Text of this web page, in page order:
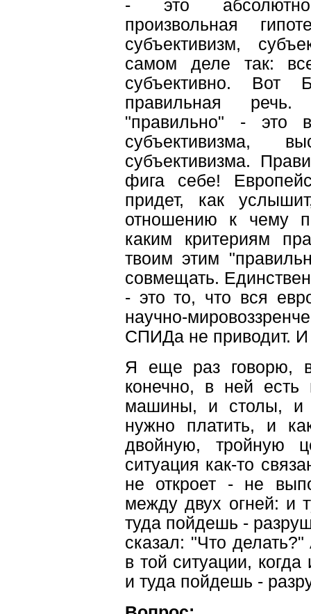
- это абсолютно
произвольная
субъективизм,
самом деле так:
субъективно. Вот
правильная
"правильно" - это
субъективизма,
субъективизма.
фига себе!
придет, как
отношению к чему
каким критериям
твоим этим
совмещать.
- это то, что вся
научно-
СПИДа не приводит. И
Я еще раз говорю,
конечно, в ней
машины, и столы, и
нужно платить, и
двойную, тройную
ситуация как-то
не откроет - не
между двух огней: и
туда пойдешь -
сказал: "Что
в той ситуации,
и туда пойдешь -